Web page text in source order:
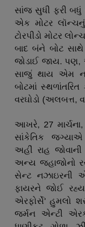
સાંજ સુધી ફરી
એક મોટર
ટોરપીડો મોટર
બાદ બંને બોટ
જોડાઈ જાય.
સાજું થાય એમ ન
બોટમાં
વરઘોડો (અલબત્ત,
આખરે, 27
સાંકેતિક જગ્યાએ
અહીં રાહ
અન્ય જહાજોનો
સેન્ટ નઝાઇરની
ફાયરને જોઈ
એરફોર્સે' હુમલો
જર્મન એન્ટી